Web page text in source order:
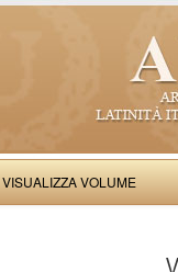
VISUALIZZA VOLUME